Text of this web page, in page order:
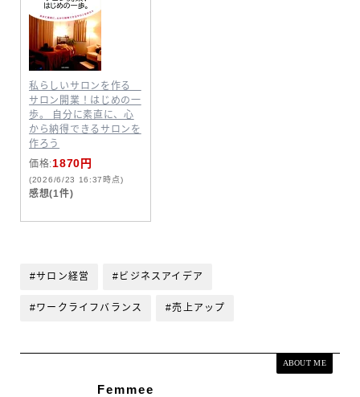
私らしいサロンを作る
サロン開業！はじめの一
歩。 自分に素直に、心
から納得できるサロンを
作ろう
価格:1870円
(2026/6/23 16:37時点)
感想(1件)
#サロン経営 #ビジネスアイデア
#ワークライフバランス #売上アップ
ABOUT ME
Femmee